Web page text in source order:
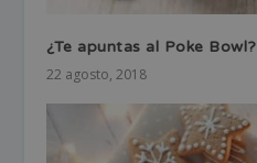
¿Te apuntas al Poke Bowl?
22 agosto, 2018